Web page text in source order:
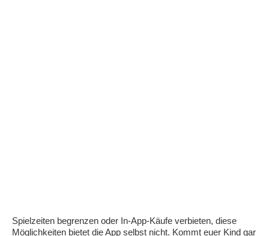
Spielzeiten begrenzen oder In-App-Käufe verbieten, diese
Möglichkeiten bietet die App selbst nicht. Kommt euer Kind gar